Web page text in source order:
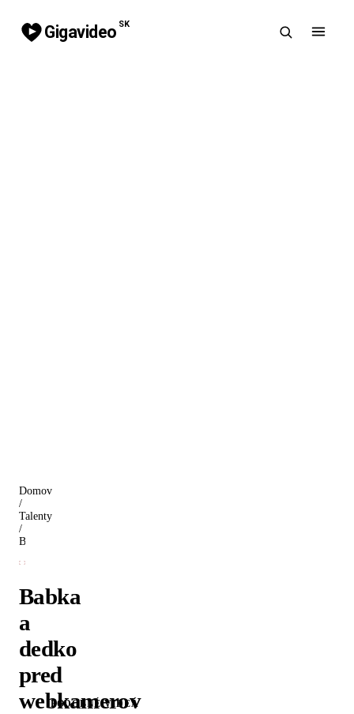
Gigavideo SK
Domov
/
Talenty
/
Babka
a
dedko
pred
webkamerov
PODOBNÉ VIDEÁ